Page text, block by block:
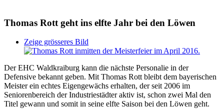
Thomas Rott geht ins elfte Jahr bei den Löwen
Zeige grösseres Bild
Der EHC Waldkraiburg kann die nächste Personalie in der
Defensive bekannt geben. Mit Thomas Rott bleibt dem bayerischen
Meister ein echtes Eigengewächs erhalten, der seit 2006 im
Seniorenbereich der Industriestädter aktiv ist, schon zwei Mal den
Titel gewann und somit in seine elfte Saison bei den Löwen geht.